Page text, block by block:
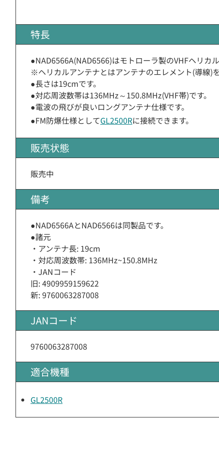
特長
●NAD6566A(NAD6566)はモトローラ製のVHFヘリカル
※ヘリカルアンテナとはアンテナのエレメント(導線)
●長さは19cmです。
●対応周波数帯は136MHz～150.8MHz(VHF帯)です。
●電波の飛びが良いロングアンテナ仕様です。
●FM防爆仕様としてGL2500Rに接続できます。
販売状態
販売中
備考
●NAD6566AとNAD6566は同製品です。
●諸元
・アンテナ長: 19cm
・対応周波数帯: 136MHz~150.8MHz
・JANコード
旧: 4909959159622
新: 9760063287008
JANコード
9760063287008
適合機種
GL2500R